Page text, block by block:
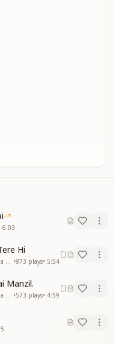
6:03
Hi
•873 plays• 5:54
Manzil.
•573 plays• 4:59